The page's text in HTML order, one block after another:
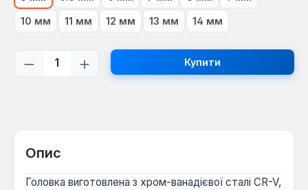
10 мм 11 мм 12 мм 13 мм 14 мм
Кількість товару: Введіть потрібну
Купити
Опис
Головка виготовлена з хром-ванадієвої сталі CR-V,